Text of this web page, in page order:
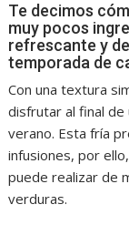
Te decimos
muy pocos
refrescante y
temporada de
Con una textura
disfrutar al final
verano. Esta fría
infusiones, por
puede realizar de
verduras.